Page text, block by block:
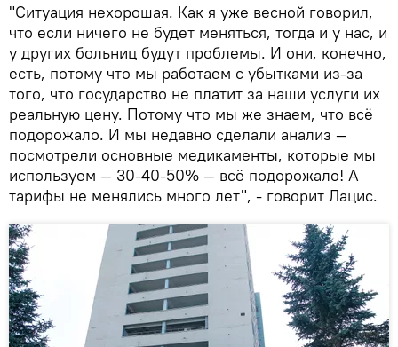
"Ситуация нехорошая. Как я уже весной говорил,
что если ничего не будет меняться, тогда и у нас, и
у других больниц будут проблемы. И они, конечно,
есть, потому что мы работаем с убытками из-за
того, что государство не платит за наши услуги их
реальную цену. Потому что мы же знаем, что всё
подорожало. И мы недавно сделали анализ —
посмотрели основные медикаменты, которые мы
используем — 30-40-50% — всё подорожало! А
тарифы не менялись много лет", - говорит Лацис.